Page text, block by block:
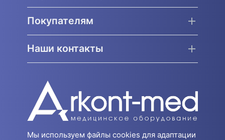
Покупателям
Наши контакты
Мы используем файлы cookies для адаптации